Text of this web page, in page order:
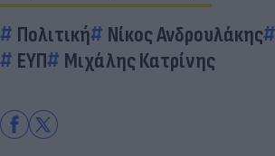
Πολιτική Νίκος Ανδρουλάκης
ΕΥΠ
Μιχάλης Κατρίνης